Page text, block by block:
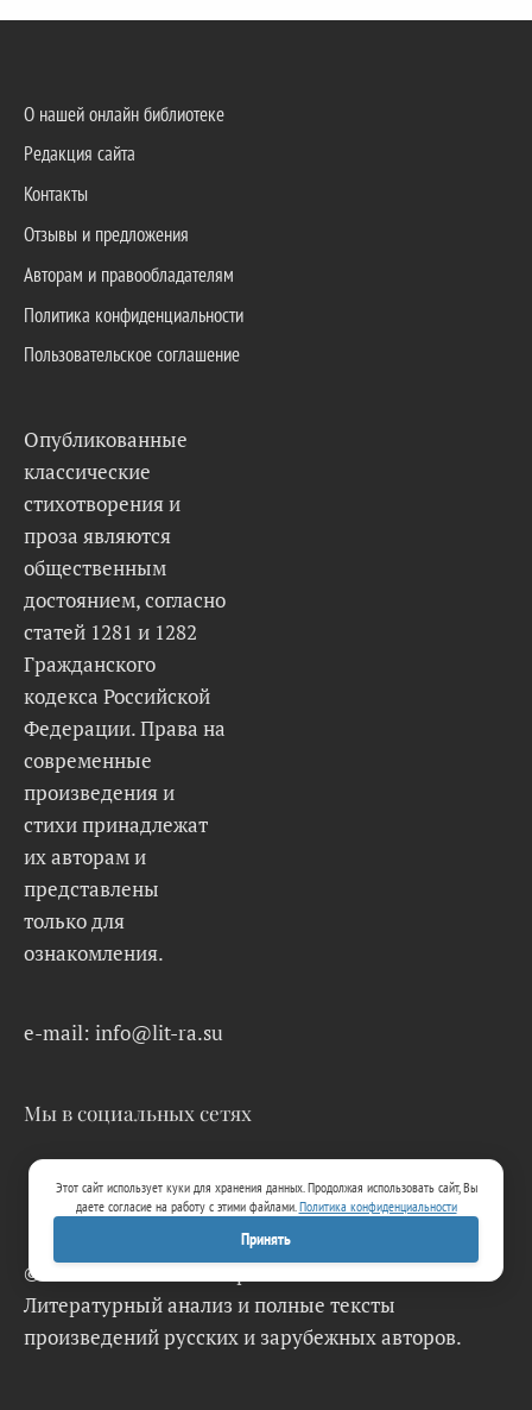
О нашей онлайн библиотеке
Редакция сайта
Контакты
Отзывы и предложения
Авторам и правообладателям
Политика конфиденциальности
Пользовательское соглашение
Опубликованные
классические
стихотворения и
проза являются
общественным
достоянием, согласно
статей 1281 и 1282
Гражданского
кодекса Российской
Федерации. Права на
современные
произведения и
стихи принадлежат
их авторам и
представлены
только для
ознакомления.
e-mail: info@lit-ra.su
Мы в социальных сетях
© 2026 Lit-Ra.su. Электронная библиотека.
Литературный анализ и полные тексты
произведений русских и зарубежных авторов.
Этот сайт использует куки для хранения данных. Продолжая использовать сайт, Вы
даете согласие на работу с этими файлами.Политика конфиденциальности
Принять